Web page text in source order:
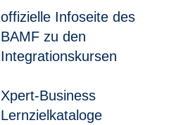
offizielle Infoseite des
BAMF zu den
Integrationskursen
Xpert-Business
Lernzielkataloge